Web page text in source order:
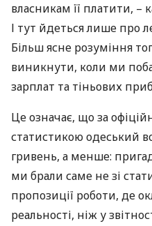
власникам її платити, –
І тут йдеться лише про
Більш ясне розуміння
виникнути, коли ми
зарплат та тіньових
Це означає, що за
статистикою одеський
гривень, а менше:
ми брали саме не зі
пропозиції роботи, де
реальності, ніж у